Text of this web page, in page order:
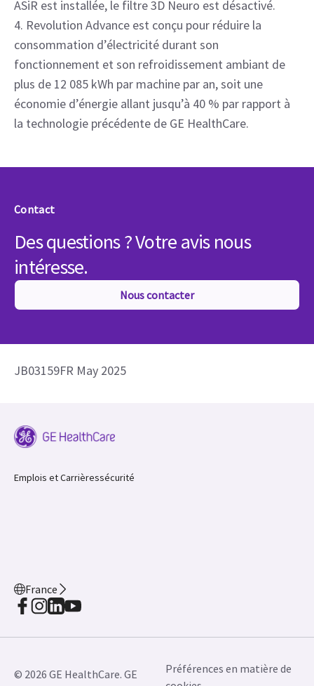
ASiR est installée, le filtre 3D Neuro est désactivé.
4. Revolution Advance est conçu pour réduire la
consommation d’électricité durant son
fonctionnement et son refroidissement ambiant de
plus de 12 085 kWh par machine par an, soit une
économie d’énergie allant jusqu’à 40 % par rapport à
la technologie précédente de GE HealthCare.
Contact
Des questions ? Votre avis nous
intéresse.
Nous contacter
JB03159FR May 2025
Emplois et Carrièressécurité
France
© 2026 GE HealthCare. GE
Préférences en matière de